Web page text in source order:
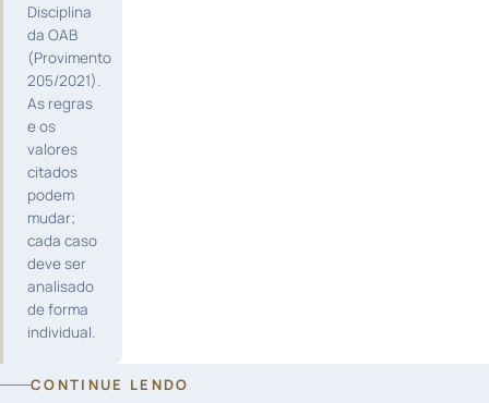
Disciplina
da OAB
(Provimento
205/2021).
As regras
e os
valores
citados
podem
mudar;
cada caso
deve ser
analisado
de forma
individual.
CONTINUE LENDO